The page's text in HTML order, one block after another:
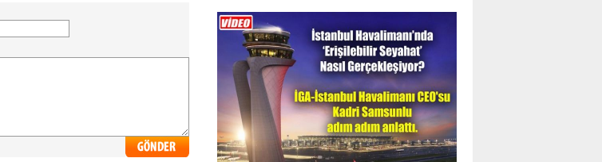
ENGELLERİN AŞILDIĞI HAVALİMANI